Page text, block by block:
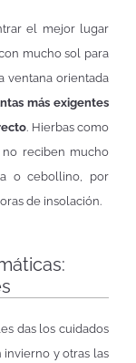
el mejor lugar
mucho sol para
ventana orientada
más exigentes
. Hierbas como
reciben mucho
o cebollino, por
de insolación.
das los cuidados
invierno y otras las